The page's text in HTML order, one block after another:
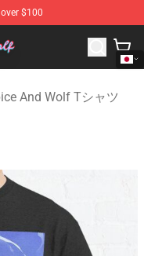
$100
And Wolf
And Wolf Tシャツ